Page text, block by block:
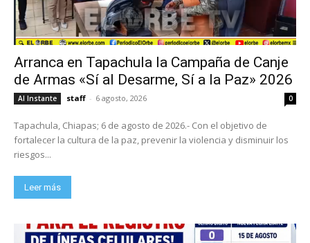
Arranca en Tapachula la Campaña de Canje
de Armas «Sí al Desarme, Sí a la Paz» 2026
Al Instante staff - 6 agosto, 2026 0
Tapachula, Chiapas; 6 de agosto de 2026.- Con el objetivo de
fortalecer la cultura de la paz, prevenir la violencia y disminuir los
riesgos...
Leer más